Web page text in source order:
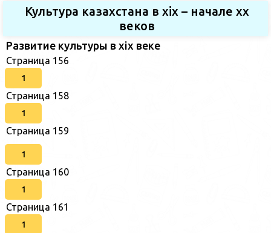
Культура казахстана в xix – начале хх
веков
Развитие культуры в xix веке
Страница 156
1
Страница 158
1
Страница 159
1
Страница 160
1
Страница 161
1